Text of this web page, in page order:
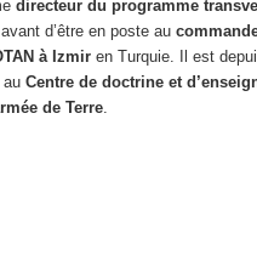
directeur du programme
, avant d’être en poste au
à Izmir en Turquie. Il est
au Centre de doctrine et
de Terre.